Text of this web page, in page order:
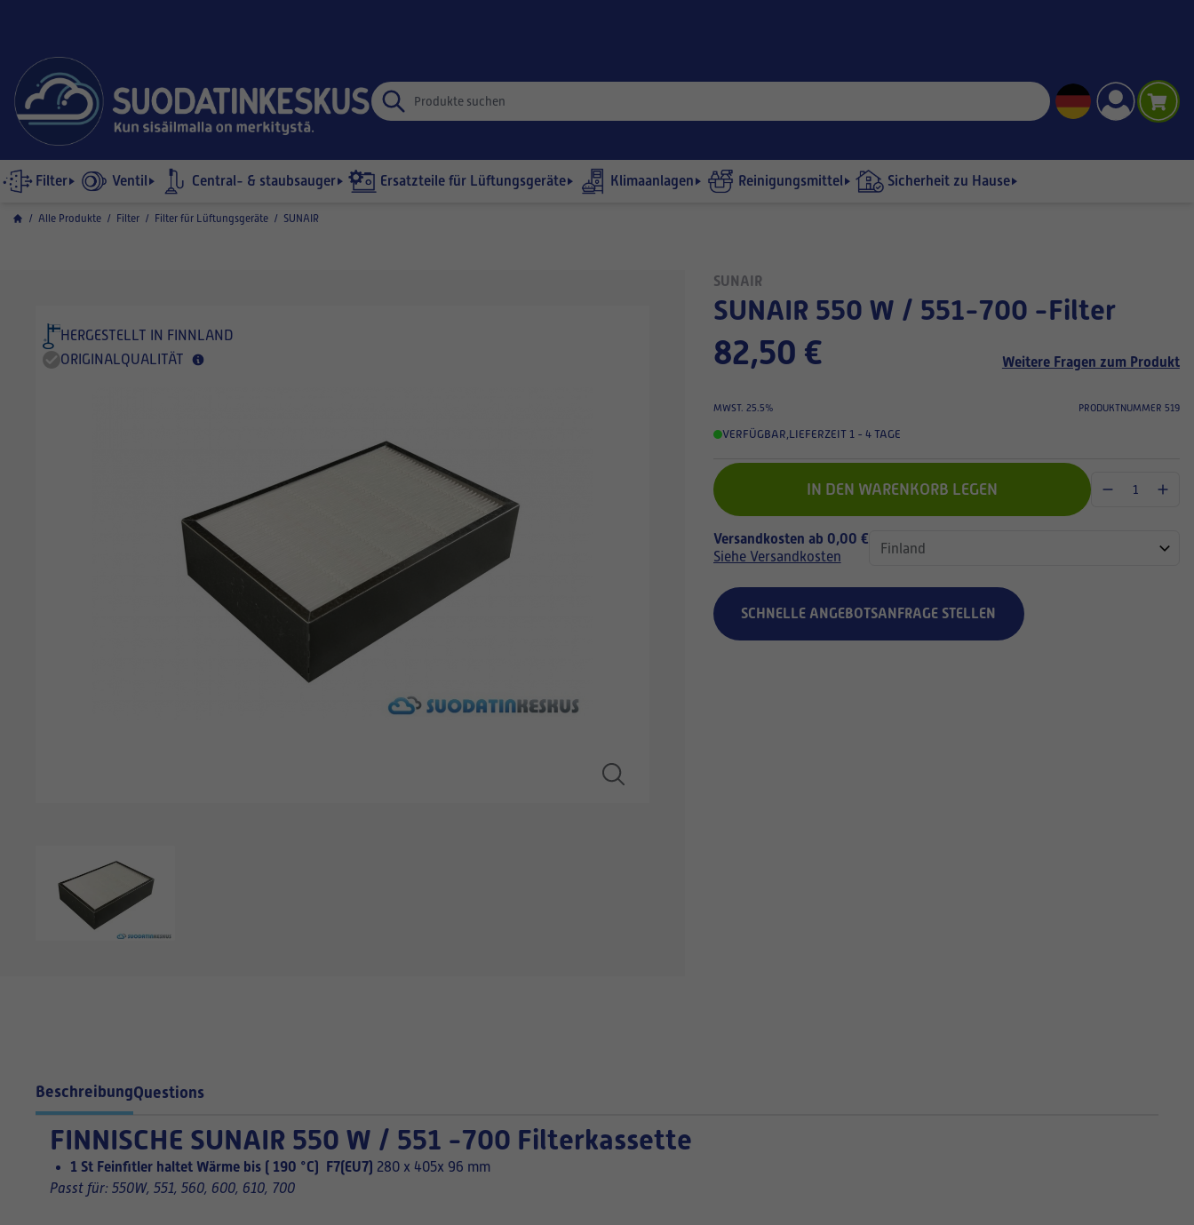
Filter Ventil Central- & staubsauger Ersatzteile für Lüftungsgeräte Klimaanlagen Reinigungsmittel Sicherheit zu Hause
/ Alle Produkte / Filter / Filter für Lüftungsgeräte / SUNAIR
HERGESTELLT IN FINNLAND
ORIGINALQUALITÄT
SUNAIR
SUNAIR 550 W / 551-700 -Filter
82,50 € Weitere Fragen zum Produkt
MWST. 25.5% PRODUKTNUMMER 519
VERFÜGBAR,LIEFERZEIT 1 - 4 TAGE
IN DEN WARENKORB LEGEN
Versandkosten ab 0,00 €
Siehe Versandkosten
SCHNELLE ANGEBOTSANFRAGE STELLEN
BeschreibungQuestions
FINNISCHE SUNAIR 550 W / 551 -700 Filterkassette
1 St Feinfitler haltet Wärme bis ( 190 °C) F7(EU7) 280 x 405x 96 mm
Passt für: 550W, 551, 560, 600, 610, 700